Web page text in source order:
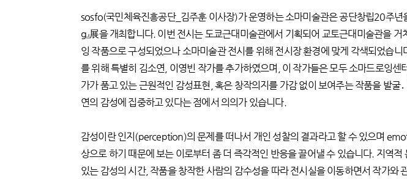
sosfo(국민체육진흥공단_김주훈 이사장)가 운영하는 소마미술관은 공단창립20주
g』展을 개최합니다. 이번 전시는 도쿄근대미술관에서 기획되어 교토근대미술관을
잉 작품으로 구성되었으나 소마미술관 전시를 위해 전시장 환경에 맞게 각색되었습
를 위해 특별히 김소연, 이영빈 작가를 추가하였으며, 이 작가들은 모두 소마드로잉
가가 품고 있는 근원적인 감성표현, 혹은 창작의지를 가감 없이 보여주는 작품을 발
연의 감성에 집중하고 있다는 점에서 의의가 있습니다.
감성이란 인지(perception)의 문제를 떠나서 개인 성찰의 결과라고 할 수 있으며
상으로 하기 때문에 보는 이로부터 좀 더 즉각적인 반응을 끌어낼 수 있습니다. 지역
있는 감성의 시간, 작품을 창작한 사람의 감수성을 따라 전시실을 이동하면서 작가와